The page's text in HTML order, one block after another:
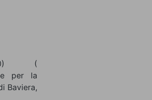
(
per la
Baviera,